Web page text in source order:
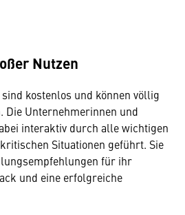
Nutzen
kostenlos und können völlig
Die Unternehmerinnen und
interaktiv durch alle wichtigen
Situationen geführt. Sie
für ihr
und eine erfolgreiche